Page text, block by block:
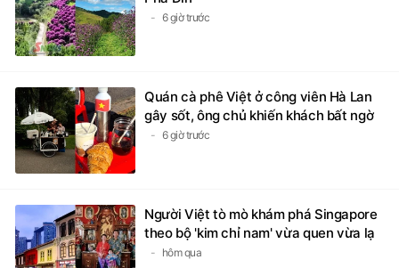
6 giờ trước
Quán cà phê Việt ở công viên Hà Lan
gây sốt, ông chủ khiến khách bất ngờ
6 giờ trước
Người Việt tò mò khám phá Singapore
theo bộ 'kim chỉ nam' vừa quen vừa lạ
hôm qua